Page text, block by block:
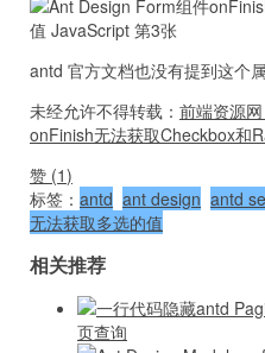
antd 官方文档也没有提到这个
未经允许不得转载： 前端资源
onFinish无法获取Checkbox和
赞 (1)
标签： antd ant design antd
无法获取多选的值
相关推荐
一行代码隐藏antd
页查询